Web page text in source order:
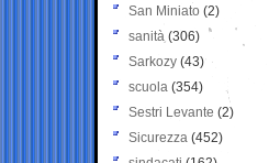
San Miniato (2)
sanità (306)
Sarkozy (43)
scuola (354)
Sestri Levante (2)
Sicurezza (452)